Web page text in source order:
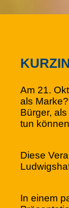
Am 21.
als
Bürger,
tun
Diese
In einem